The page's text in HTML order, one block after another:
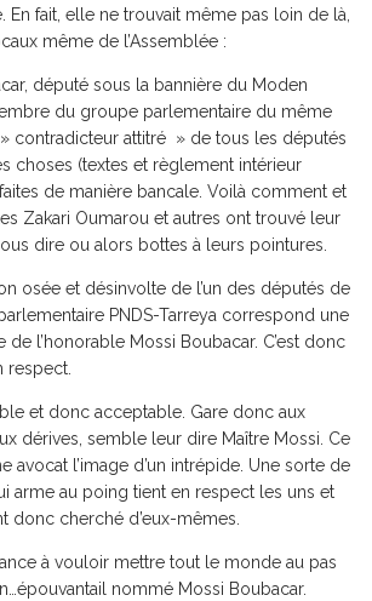
En fait, elle ne trouvait même pas loin de là,
même de l’Assemblée :
député sous la bannière du Moden
du groupe parlementaire du même
contradicteur attitré » de tous les députés
choses (textes et règlement intérieur
de manière bancale. Voilà comment et
Zakari Oumarou et autres ont trouvé leur
dire ou alors bottes à leurs pointures.
osée et désinvolte de l’un des députés de
PNDS-Tarreya correspond une
l’honorable Mossi Boubacar. C’est donc
respect.
et donc acceptable. Gare donc aux
dérives, semble leur dire Maître Mossi. Ce
avocat l’image d’un intrépide. Une sorte de
arme au poing tient en respect les uns et
donc cherché d’eux-mêmes.
à vouloir mettre tout le monde au pas
nommé Mossi Boubacar.